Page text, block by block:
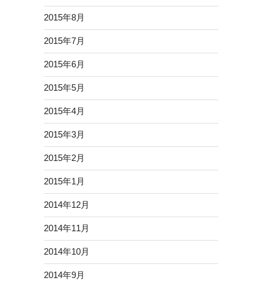
2015年8月
2015年7月
2015年6月
2015年5月
2015年4月
2015年3月
2015年2月
2015年1月
2014年12月
2014年11月
2014年10月
2014年9月